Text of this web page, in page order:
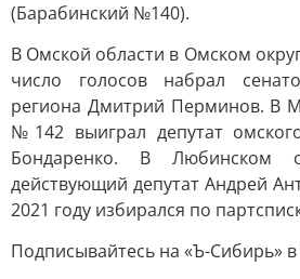
(Барабинский №140).
В Омской области в Омском
число голосов набрал
региона Дмитрий Перминов. В
№142 выиграл депутат
Бондаренко. В
действующий депутат Андрей
2021 году избирался по
Подписывайтесь на «Ъ-Сибирь» в